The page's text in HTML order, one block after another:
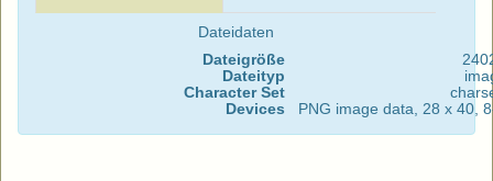
Dateidaten
Dateigröße
Dateityp
Character Set
Devices
PNG image data, 28 x 40,